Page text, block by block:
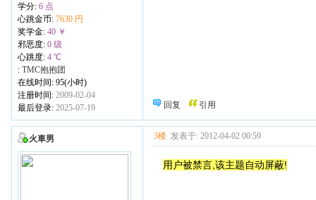
学分: 6 点
心跳金币: 7630 円
奖学金: 40 ￥
邪恶度: 0 级
心跳度: 4 ℃
: TMC抱抱团
在线时间: 95(小时)
注册时间: 2009-02-04
最后登录: 2025-07-19 回复 引用
火車男 3楼 发表于: 2012-04-02 00:59
用户被禁言,该主题自动屏蔽!